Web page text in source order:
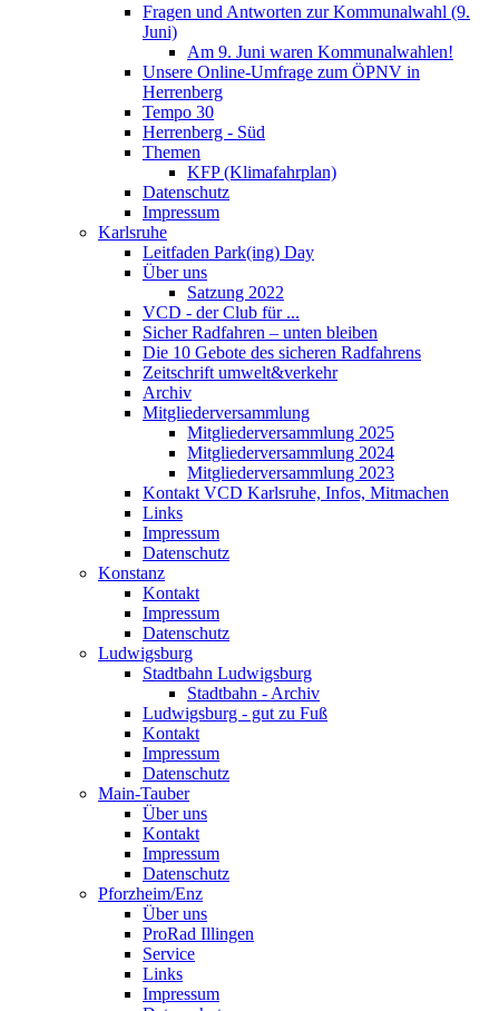
Fragen und Antworten zur Kommunalwahl (9.
Juni)
Am 9. Juni waren Kommunalwahlen!
Unsere Online-Umfrage zum ÖPNV in
Herrenberg
Tempo 30
Herrenberg - Süd
Themen
KFP (Klimafahrplan)
Datenschutz
Impressum
Karlsruhe
Leitfaden Park(ing) Day
Über uns
Satzung 2022
VCD - der Club für ...
Sicher Radfahren – unten bleiben
Die 10 Gebote des sicheren Radfahrens
Zeitschrift umwelt&verkehr
Archiv
Mitgliederversammlung
Mitgliederversammlung 2025
Mitgliederversammlung 2024
Mitgliederversammlung 2023
Kontakt VCD Karlsruhe, Infos, Mitmachen
Links
Impressum
Datenschutz
Konstanz
Kontakt
Impressum
Datenschutz
Ludwigsburg
Stadtbahn Ludwigsburg
Stadtbahn - Archiv
Ludwigsburg - gut zu Fuß
Kontakt
Impressum
Datenschutz
Main-Tauber
Über uns
Kontakt
Impressum
Datenschutz
Pforzheim/Enz
Über uns
ProRad Illingen
Service
Links
Impressum